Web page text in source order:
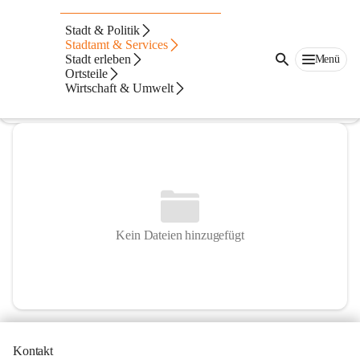
Stadt & Politik
Stadtamt & Services
Stadt erleben
Ortsteile
Wirtschaft & Umwelt
Menü
Volksschule Übersbach
@volksschule-ubersbach
Volksschule
In CITIES öffnen
Kein Dateien hinzugefügt
Kontakt